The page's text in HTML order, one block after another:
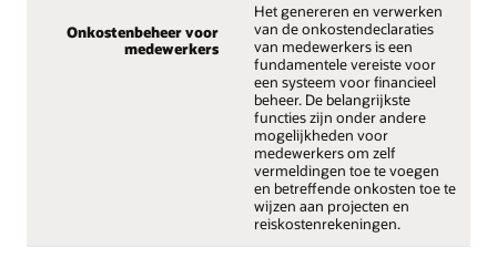
Onkostenbeheer voor
medewerkers
Het genereren en verwerken
van de onkostendeclaraties
van medewerkers is een
fundamentele vereiste voor
een systeem voor financieel
beheer. De belangrijkste
functies zijn onder andere
mogelijkheden voor
medewerkers om zelf
vermeldingen toe te voegen
en betreffende onkosten toe te
wijzen aan projecten en
reiskostenrekeningen.